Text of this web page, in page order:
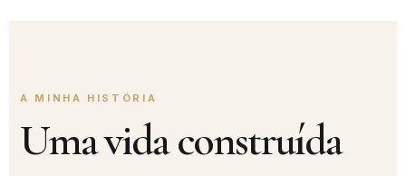
A MINHA HISTÓRIA
Uma vida construída